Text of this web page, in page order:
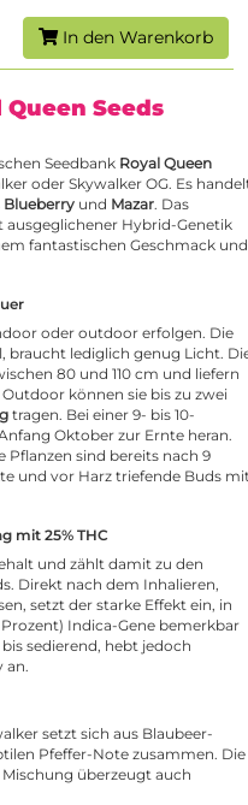
In den Warenkorb
Queen Seeds
Seedbank Royal Queen
oder Skywalker OG. Es
Blueberry und Mazar. Das
ausgeglichener Hybrid-Genetik
fantastischen Geschmack und
oder outdoor erfolgen. Die
braucht lediglich genug Licht.
80 und 110 cm und liefern
Outdoor können sie bis zu zwei
tragen. Bei einer 9- bis 10-
Oktober zur Ernte heran.
Pflanzen sind bereits nach 9
und vor Harz triefende Buds
mit 25% THC
und zählt damit zu den
Direkt nach dem Inhalieren,
setzt der starke Effekt ein, in
Indica-Gene bemerkbar
sedierend, hebt jedoch
an.
setzt sich aus Blaubeer-
Pfeffer-Note zusammen. Die
überzeugt auch